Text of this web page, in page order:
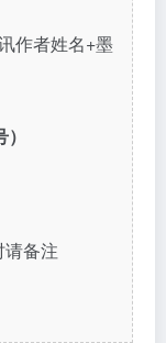
作者姓名+墨
请备注